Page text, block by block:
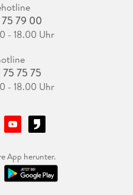
79 00
- 18.00 Uhr
75 75
- 18.00 Uhr
App herunter.